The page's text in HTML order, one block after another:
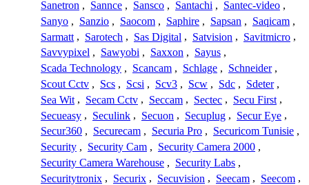
Sanetron , Sannce , Sansco , Santachi , Santec-video ,
Sanyo , Sanzio , Saocom , Saphire , Sapsan , Saqicam ,
Sarmatt , Sarotech , Sas Digital , Satvision , Savitmicro ,
Savvypixel , Sawyobi , Saxxon , Sayus ,
Scada Technology , Scancam , Schlage , Schneider ,
Scout Cctv , Scs , Scsi , Scv3 , Scw , Sdc , Sdeter ,
Sea Wit , Secam Cctv , Seccam , Sectec , Secu First ,
Secueasy , Seculink , Secuon , Secuplug , Secur Eye ,
Secur360 , Securecam , Securia Pro , Securicom Tunisie ,
Security , Security Cam , Security Camera 2000 ,
Security Camera Warehouse , Security Labs ,
Securitytronix , Securix , Secuvision , Seecam , Seecom ,